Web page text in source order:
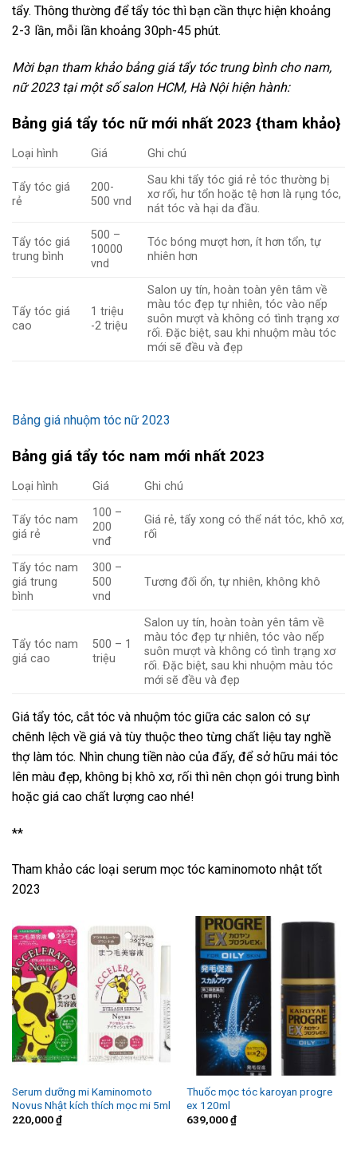
tẩy. Thông thường để tẩy tóc thì bạn cần thực hiện khoảng
2-3 lần, mỗi lần khoảng 30ph-45 phút.
Mời bạn tham khảo bảng giá tẩy tóc trung bình cho nam,
nữ 2023 tại một số salon HCM, Hà Nội hiện hành:
Bảng giá tẩy tóc nữ mới nhất 2023 {tham khảo}
Loại hình Giá Ghi chú
Tẩy tóc giá
rẻ
200-
500 vnd
Sau khi tẩy tóc giá rẻ tóc thường bị
xơ rối, hư tổn hoặc tệ hơn là rụng tóc,
nát tóc và hại da đầu.
Tẩy tóc giá
trung bình
500 –
10000
vnd
Tóc bóng mượt hơn, ít hơn tổn, tự
nhiên hơn
Tẩy tóc giá
cao
1 triệu
-2 triệu
Salon uy tín, hoàn toàn yên tâm về
màu tóc đẹp tự nhiên, tóc vào nếp
suôn mượt và không có tình trạng xơ
rối. Đặc biệt, sau khi nhuộm màu tóc
mới sẽ đều và đẹp
Bảng giá nhuộm tóc nữ 2023
Bảng giá tẩy tóc nam mới nhất 2023
Loại hình Giá Ghi chú
Tẩy tóc nam
giá rẻ
100 –
200
vnđ
Giá rẻ, tẩy xong có thể nát tóc, khô xơ,
rối
Tẩy tóc nam
giá trung
bình
300 –
500
vnd
Tương đối ổn, tự nhiên, không khô
Tẩy tóc nam
giá cao
500 – 1
triệu
Salon uy tín, hoàn toàn yên tâm về
màu tóc đẹp tự nhiên, tóc vào nếp
suôn mượt và không có tình trạng xơ
rối. Đặc biệt, sau khi nhuộm màu tóc
mới sẽ đều và đẹp
Giá tẩy tóc, cắt tóc và nhuộm tóc giữa các salon có sự
chênh lệch về giá và tùy thuộc theo từng chất liệu tay nghề
thợ làm tóc. Nhìn chung tiền nào của đấy, để sở hữu mái tóc
lên màu đẹp, không bị khô xơ, rối thì nên chọn gói trung bình
hoặc giá cao chất lượng cao nhé!
**
Tham khảo các loại serum mọc tóc kaminomoto nhật tốt
2023
Serum dưỡng mi Kaminomoto
Novus Nhật kích thích mọc mi 5ml
220,000₫
Thuốc mọc tóc karoyan progre
ex 120ml
639,000₫